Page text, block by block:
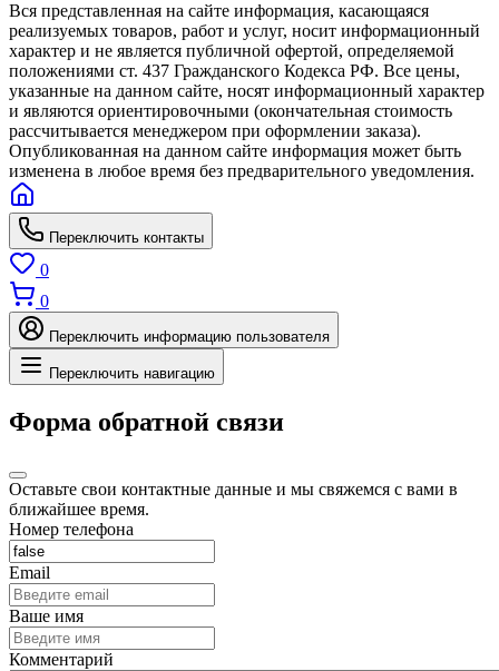
Вся представленная на сайте информация, касающаяся
реализуемых товаров, работ и услуг, носит информационный
характер и не является публичной офертой, определяемой
положениями ст. 437 Гражданского Кодекса РФ. Все цены,
указанные на данном сайте, носят информационный характер
и являются ориентировочными (окончательная стоимость
рассчитывается менеджером при оформлении заказа).
Опубликованная на данном сайте информация может быть
изменена в любое время без предварительного уведомления.
Переключить контакты
0
0
Переключить информацию пользователя
Переключить навигацию
Форма обратной связи
Оставьте свои контактные данные и мы свяжемся с вами в
ближайшее время.
Номер телефона
Email
Ваше имя
Комментарий